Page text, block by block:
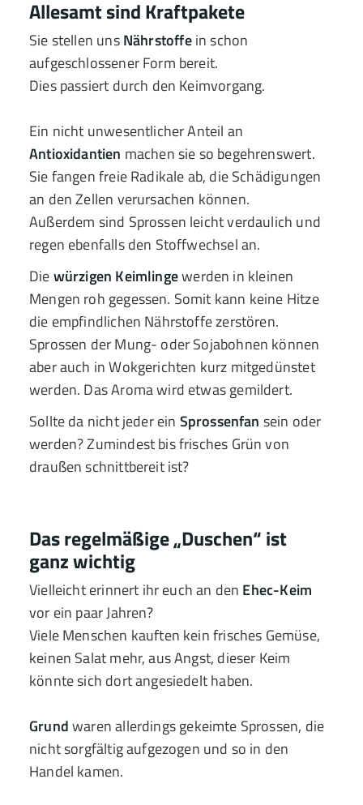
Allesamt sind Kraftpakete
Sie stellen unsNährstoffein schon
aufgeschlossener Form bereit.
Dies passiert durch den Keimvorgang.
Ein nicht unwesentlicher Anteil an
Antioxidantien machen sie so begehrenswert.
Sie fangen freie Radikale ab, die Schädigungen
an den Zellen verursachen können.
Außerdem sind Sprossen leicht verdaulich und
regen ebenfalls den Stoffwechsel an.
Diewürzigen Keimlingewerden in kleinen
Mengen roh gegessen. Somit kann keine Hitze
die empfindlichen Nährstoffe zerstören.
Sprossen der Mung- oder Sojabohnen können
aber auch in Wokgerichten kurz mitgedünstet
werden. Das Aroma wird etwas gemildert.
Sollte da nicht jeder ein Sprossenfan sein oder
werden? Zumindest bis frisches Grün von
draußen schnittbereit ist?
Das regelmäßige „Duschen“ ist
ganz wichtig
Vielleicht erinnert ihr euch an den Ehec-Keim
vor ein paar Jahren?
Viele Menschen kauften kein frisches Gemüse,
keinen Salat mehr, aus Angst, dieser Keim
könnte sich dort angesiedelt haben.
Grundwaren allerdings gekeimte Sprossen, die
nicht sorgfältig aufgezogen und so in den
Handel kamen.